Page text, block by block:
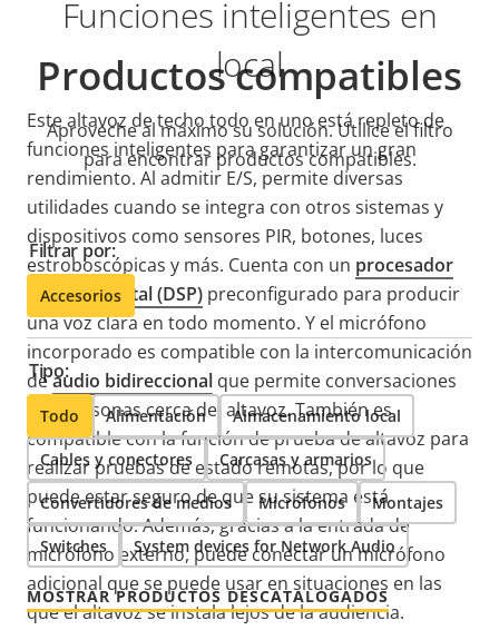
Funciones inteligentes en
local
Este altavoz de techo todo en uno está repleto de
funciones inteligentes para garantizar un gran
rendimiento. Al admitir E/S, permite diversas
utilidades cuando se integra con otros sistemas y
dispositivos como sensores PIR, botones, luces
estroboscópicas y más. Cuenta con un procesador
de señal digital (DSP) preconfigurado para producir
una voz clara en todo momento. Y el micrófono
incorporado es compatible con la intercomunicación
deaudio bidireccional que permite conversaciones
con personas cerca del altavoz. También es
compatible con la función de prueba de altavoz para
realizar pruebas de estado remotas, por lo que
puede estar seguro de que su sistema está
funcionando. Además, gracias a la entrada de
micrófono externo, puede conectar un micrófono
adicional que se puede usar en situaciones en las
que el altavoz se instala lejos de la audiencia.
Productos compatibles
Aproveche al máximo su solución. Utilice el filtro
para encontrar productos compatibles.
Filtrar por:
Accesorios
Tipo:
Todo Alimentación Almacenamiento local
Cables y conectores Carcasas y armarios
Convertidores de medios Micrófonos Montajes
Switches System devices for Network Audio
MOSTRAR PRODUCTOS DESCATALOGADOS